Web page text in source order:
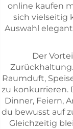
online kaufen
sich vielseitig
Auswahl
Der
Raumduft,
zu konkurrieren.
Dinner, Feiern,
du bewusst auf
Gleichzeitig